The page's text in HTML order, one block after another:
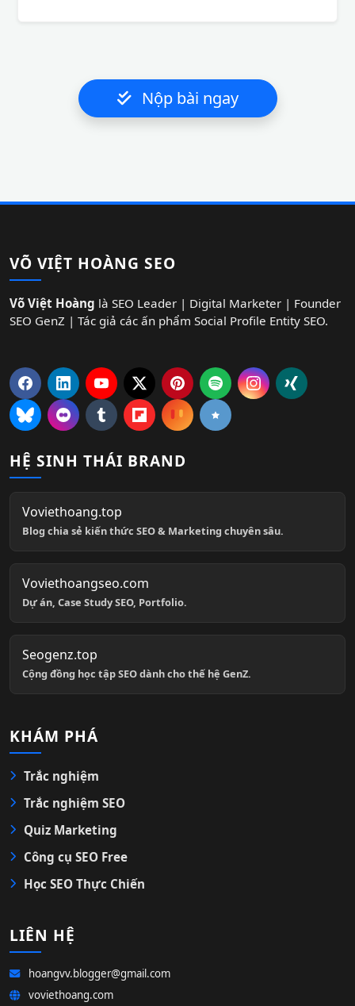
Nộp bài ngay
VÕ VIỆT HOÀNG SEO
Võ Việt Hoàng là SEO Leader | Digital Marketer | Founder
SEO GenZ | Tác giả các ấn phẩm Social Profile Entity SEO.
HỆ SINH THÁI BRAND
Voviethoang.top
Blog chia sẻ kiến thức SEO & Marketing chuyên sâu.
Voviethoangseo.com
Dự án, Case Study SEO, Portfolio.
Seogenz.top
Cộng đồng học tập SEO dành cho thế hệ GenZ.
KHÁM PHÁ
Trắc nghiệm
Trắc nghiệm SEO
Quiz Marketing
Công cụ SEO Free
Học SEO Thực Chiến
LIÊN HỆ
hoangvv.blogger@gmail.com
voviethoang.com